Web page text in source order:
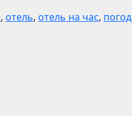
, отель, отель на час,